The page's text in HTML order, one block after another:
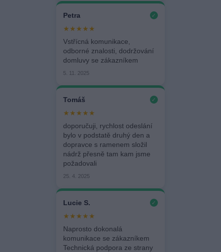
Petra ✓
★★★★★
Vstřícná komunikace,
odborné znalosti, dodržování
domluvy se zákazníkem
5. 11. 2025
Tomáš ✓
★★★★★
doporučuji, rychlost odeslání
bylo v podstatě druhý den a
dopravce s ramenem složil
nádrž přesně tam kam jsme
požadovali
25. 4. 2025
Lucie S. ✓
★★★★★
Naprosto dokonalá
komunikace se zákazníkem
Technická podpora ze strany